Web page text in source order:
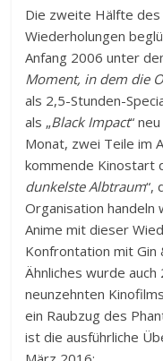
Die zweite Hälfte
Wiederholungen
Anfang 2006 unter
Moment, in dem die
als 2,5-Stunden-
als „Black Impact“
Monat, zwei Teile im
kommende Kinostart
dunkelste Albtraum“,
Organisation handeln
Anime mit dieser
Konfrontation mit Gin
Ähnliches wurde
neunzehnten
ein Raubzug des
ist die ausführliche